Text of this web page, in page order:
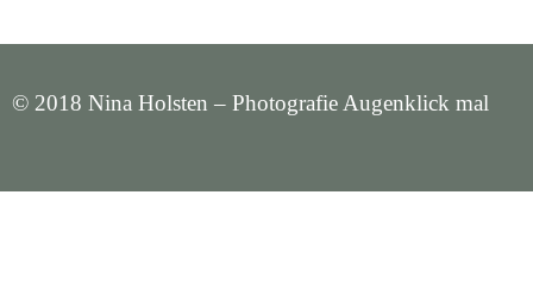
© 2018 Nina Holsten – Photografie Augenklick mal